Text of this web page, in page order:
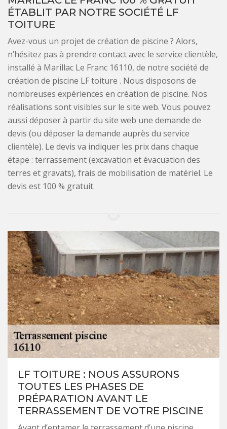
ÉTABLIT PAR NOTRE SOCIÉTÉ LF
TOITURE
Avez-vous un projet de création de piscine ? Alors,
n’hésitez pas à prendre contact avec le service clientèle,
installé à Marillac Le Franc 16110, de notre société de
création de piscine LF toiture . Nous disposons de
nombreuses expériences en création de piscine. Nos
réalisations sont visibles sur le site web. Vous pouvez
aussi déposer à partir du site web une demande de
devis (ou déposer la demande auprès du service
clientèle). Le devis va indiquer les prix dans chaque
étape : terrassement (excavation et évacuation des
terres et gravats), frais de mobilisation de matériel. Le
devis est 100 % gratuit.
LF TOITURE : NOUS ASSURONS
TOUTES LES PHASES DE
PRÉPARATION AVANT LE
TERRASSEMENT DE VOTRE PISCINE